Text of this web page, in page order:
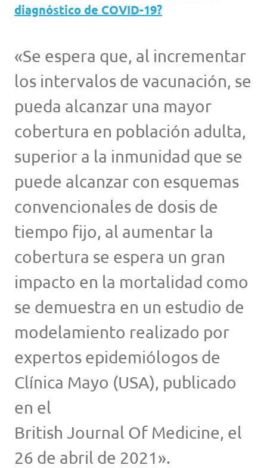
diagnóstico de COVID-19?
«Se espera que, al incrementar
los intervalos de vacunación, se
pueda alcanzar una mayor
cobertura en población adulta,
superior a la inmunidad que se
puede alcanzar con esquemas
convencionales de dosis de
tiempo fijo, al aumentar la
cobertura se espera un gran
impacto en la mortalidad como
se demuestra en un estudio de
modelamiento realizado por
expertos epidemiólogos de
Clínica Mayo (USA), publicado
en el
British Journal Of Medicine, el
26 de abril de 2021».